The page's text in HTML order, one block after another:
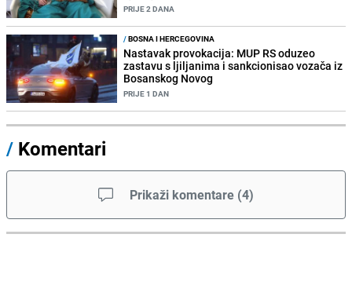
PRIJE 2 DANA
/BOSNA I HERCEGOVINA
Nastavak provokacija: MUP RS oduzeo
zastavu s ljiljanima i sankcionisao vozača iz
Bosanskog Novog
PRIJE 1 DAN
/ Komentari
Prikaži komentare (4)